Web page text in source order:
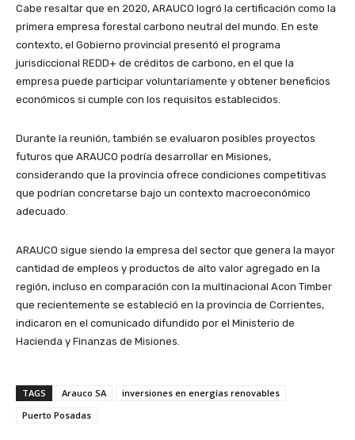
Cabe resaltar que en 2020, ARAUCO logró la certificación como la
primera empresa forestal carbono neutral del mundo. En este
contexto, el Gobierno provincial presentó el programa
jurisdiccional REDD+ de créditos de carbono, en el que la
empresa puede participar voluntariamente y obtener beneficios
económicos si cumple con los requisitos establecidos.
Durante la reunión, también se evaluaron posibles proyectos
futuros que ARAUCO podría desarrollar en Misiones,
considerando que la provincia ofrece condiciones competitivas
que podrían concretarse bajo un contexto macroeconómico
adecuado.
ARAUCO sigue siendo la empresa del sector que genera la mayor
cantidad de empleos y productos de alto valor agregado en la
región, incluso en comparación con la multinacional Acon Timber
que recientemente se estableció en la provincia de Corrientes,
indicaron en el comunicado difundido por el Ministerio de
Hacienda y Finanzas de Misiones.
TAGS Arauco SA
inversiones en energías renovables
Puerto Posadas